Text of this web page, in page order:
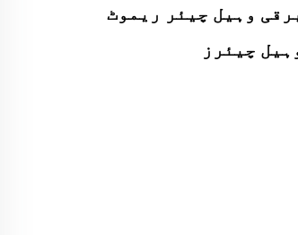
وہیل چیئر ریموٹ
چیئرز